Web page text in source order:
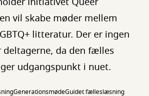
vil skabe møder mellem
litteratur. Der er ingen
da den fælles
udgangspunkt i nuet.
GenerationsmødeGuidet fælleslæsning